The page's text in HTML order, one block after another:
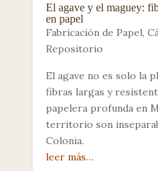
El agave y el maguey:
en papel
Fabricación de Papel,
Repositorio
El agave no es solo la
fibras largas y
papelera profunda en
territorio son
Colonia.
leer más…